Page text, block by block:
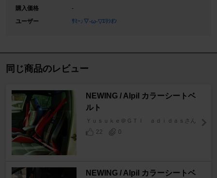
購入価格
-
ユーザー
ｻﾐｰ♪▽-ω-▽ｴﾘｼｵﾝ
同じ商品のレビュー
NEWING / Alpil カラーシートベ
ルト
Ｙｕｓｕｋｅ＠ＧＴＩ ａｄｉｄａｓさん
22
0
NEWING / Alpil カラーシートベ